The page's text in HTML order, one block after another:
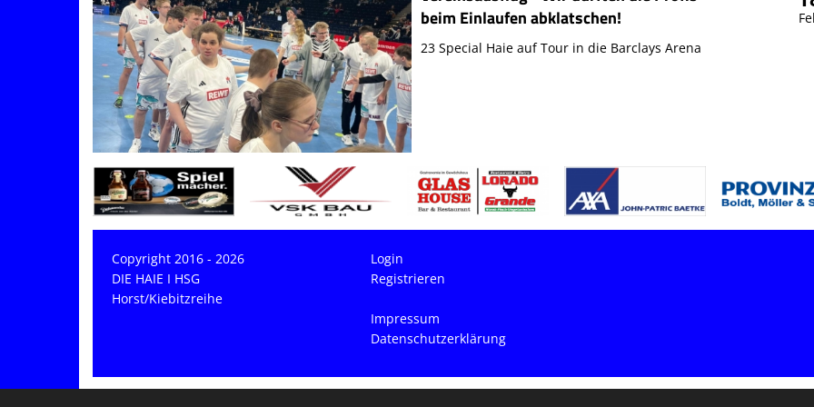
beim Einlaufen abklatschen!
23 Special Haie auf Tour in die Barclays Arena
Copyright 2016 - 2026
DIE HAIE I HSG
Horst/Kiebitzreihe
Login
Registrieren
Impressum
Datenschutzerklärung